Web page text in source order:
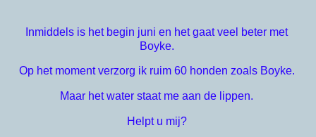
Inmiddels is het begin juni en het gaat veel beter met
Boyke.
Op het moment verzorg ik ruim 60 honden zoals Boyke.
Maar het water staat me aan de lippen.
Helpt u mij?